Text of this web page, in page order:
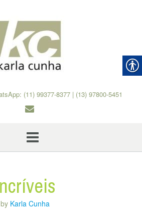
(11) 99377-8377 | (13) 97800-5451
by Karla Cunha